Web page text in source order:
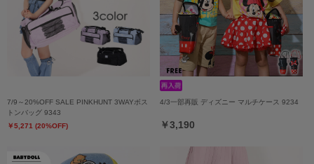
7/9～20%OFF SALE PINKHUNT 3WAYボス
トンバッグ 9343
￥5,271 (20%OFF)
4/3一部再販 ディズニー マルチケース 9234
￥3,190